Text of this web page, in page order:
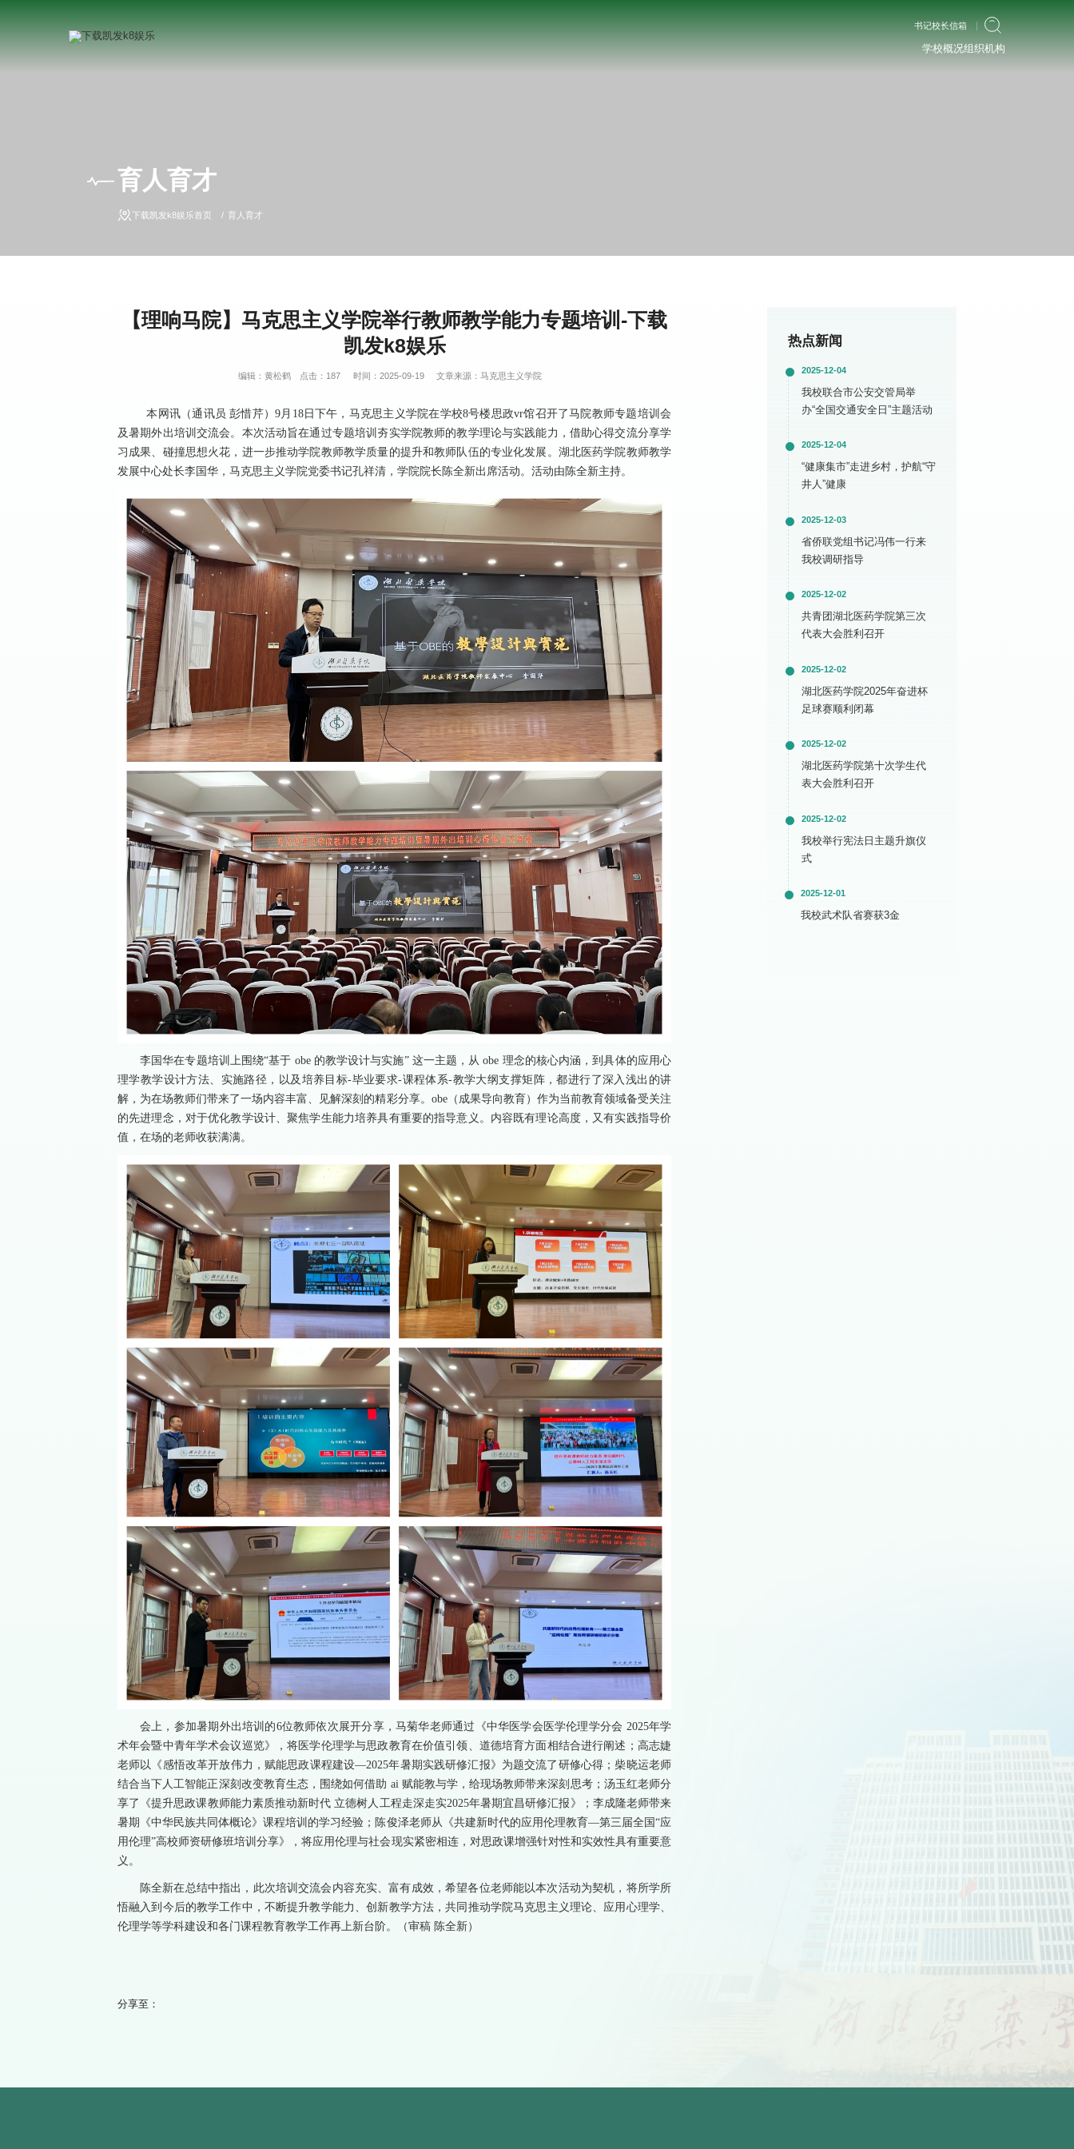
书记校长信箱
学校概况组织机构
育人育才
下载凯发k8娱乐首页 育人育才
【理响马院】马克思主义学院举行教师教学能力专题培训-下载
凯发k8娱乐
编辑：黄松鹤 点击： 187 时间：2025-09-19 文章来源：马克思主义学院
本网讯（通讯员 彭惜芹）9月18日下午，马克思主义学院在学校8号楼思政vr馆召开了马院教师专题培训会
及暑期外出培训交流会。本次活动旨在通过专题培训夯实学院教师的教学理论与实践能力，借助心得交流分享学
习成果、碰撞思想火花，进一步推动学院教师教学质量的提升和教师队伍的专业化发展。湖北医药学院教师教学
发展中心处长李国华，马克思主义学院党委书记孔祥清，学院院长陈全新出席活动。活动由陈全新主持。
李国华在专题培训上围绕“基于 obe 的教学设计与实施” 这一主题，从 obe 理念的核心内涵，到具体的应用心
理学教学设计方法、实施路径，以及培养目标-毕业要求-课程体系-教学大纲支撑矩阵，都进行了深入浅出的讲
解，为在场教师们带来了一场内容丰富、见解深刻的精彩分享。obe（成果导向教育）作为当前教育领域备受关注
的先进理念，对于优化教学设计、聚焦学生能力培养具有重要的指导意义。内容既有理论高度，又有实践指导价
值，在场的老师收获满满。
会上，参加暑期外出培训的6位教师依次展开分享，马菊华老师通过《中华医学会医学伦理学分会 2025年学
术年会暨中青年学术会议巡览》，将医学伦理学与思政教育在价值引领、道德培育方面相结合进行阐述；高志婕
老师以《感悟改革开放伟力，赋能思政课程建设—2025年暑期实践研修汇报》为题交流了研修心得；柴晓运老师
结合当下人工智能正深刻改变教育生态，围绕如何借助 ai 赋能教与学，给现场教师带来深刻思考；汤玉红老师分
享了《提升思政课教师能力素质推动新时代 立德树人工程走深走实2025年暑期宜昌研修汇报》；李成隆老师带来
暑期 《中华民族共同体概论》课程培训的学习经验；陈俊泽老师从《共建新时代的应用伦理教育—第三届全国“应
用伦理”高校师资研修班培训分享》，将应用伦理与社会现实紧密相连，对思政课增强针对性和实效性具有重要意
义。
陈全新在总结中指出，此次培训交流会内容充实、富有成效，希望各位老师能以本次活动为契机，将所学所
悟融入到今后的教学工作中，不断提升教学能力、创新教学方法，共同推动学院马克思主义理论、应用心理学、
伦理学等学科建设和各门课程教育教学工作再上新台阶。（审稿 陈全新）
分享至：
热点新闻
2025-12-04
我校联合市公安交管局举
办“全国交通安全日”主题活动
2025-12-04
“健康集市”走进乡村，护航“守
井人”健康
2025-12-03
省侨联党组书记冯伟一行来
我校调研指导
2025-12-02
共青团湖北医药学院第三次
代表大会胜利召开
2025-12-02
湖北医药学院2025年奋进杯
足球赛顺利闭幕
2025-12-02
湖北医药学院第十次学生代
表大会胜利召开
2025-12-02
我校举行宪法日主题升旗仪
式
2025-12-01
我校武术队省赛获3金